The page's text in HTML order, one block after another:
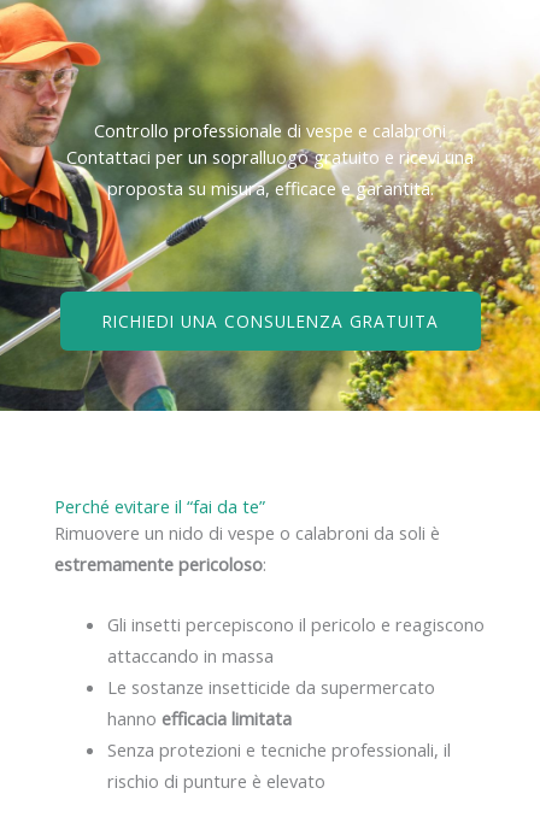
Controllo professionale di vespe e calabroni
Contattaci per un sopralluogo gratuito e ricevi una
proposta su misura, efficace e garantita.
RICHIEDI UNA CONSULENZA GRATUITA
Perché evitare il “fai da te”
Rimuovere un nido di vespe o calabroni da soli è
estremamente pericoloso:
Gli insetti percepiscono il pericolo e reagiscono
attaccando in massa
Le sostanze insetticide da supermercato
hanno efficacia limitata
Senza protezioni e tecniche professionali, il
rischio di punture è elevato